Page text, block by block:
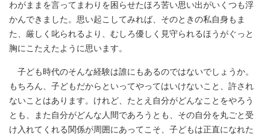
わがままを言ってまわりを困らせたほろ苦い思い出がいくつも浮
かんできました。思い起こしてみれば、そのときの私自身もま
た、厳しく叱られるより、むしろ優しく見守られるほうがぐっと
胸にこたえたように思います。
子ども時代のそんな経験は誰にもあるのではないでしょうか。
もちろん、子どもだからといってやってはいけないこと、許され
ないことはあります。けれど、たとえ自分がどんなことをやろう
とも、また自分がどんな人間であろうとも、その自分を丸ごと受
け入れてくれる関係が周囲にあってこそ、子どもは正直になれた